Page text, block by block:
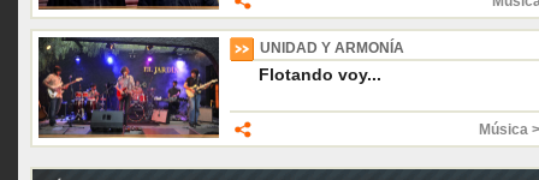
UNIDAD Y ARMONÍA
Flotando voy...
Música